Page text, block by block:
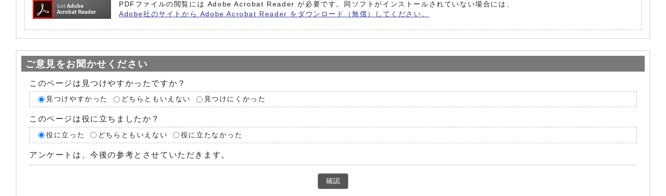
PDFファイルの閲覧には Adobe Acrobat Reader が必要です。同ソフトがインストールされていない場合には、
Adobe社のサイトから Adobe Acrobat Reader をダウンロード（無償）してください。
ご意見をお聞かせください
このページは見つけやすかったですか？
見つけやすかった どちらともいえない 見つけにくかった
このページは役に立ちましたか？
役に立った どちらともいえない 役に立たなかった
アンケートは、今後の参考とさせていただきます。
確認